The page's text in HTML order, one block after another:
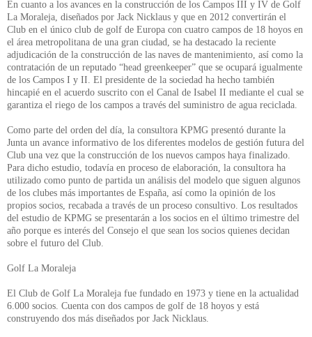
En cuanto a los avances en la construcción de los Campos III y IV de Golf
La Moraleja, diseñados por Jack Nicklaus y que en 2012 convertirán el
Club en el único club de golf de Europa con cuatro campos de 18 hoyos en
el área metropolitana de una gran ciudad, se ha destacado la reciente
adjudicación de la construcción de las naves de mantenimiento, así como la
contratación de un reputado “head greenkeeper” que se ocupará igualmente
de los Campos I y II. El presidente de la sociedad ha hecho también
hincapié en el acuerdo suscrito con el Canal de Isabel II mediante el cual se
garantiza el riego de los campos a través del suministro de agua reciclada.
Como parte del orden del día, la consultora KPMG presentó durante la
Junta un avance informativo de los diferentes modelos de gestión futura del
Club una vez que la construcción de los nuevos campos haya finalizado.
Para dicho estudio, todavía en proceso de elaboración, la consultora ha
utilizado como punto de partida un análisis del modelo que siguen algunos
de los clubes más importantes de España, así como la opinión de los
propios socios, recabada a través de un proceso consultivo. Los resultados
del estudio de KPMG se presentarán a los socios en el último trimestre del
año porque es interés del Consejo el que sean los socios quienes decidan
sobre el futuro del Club.
Golf La Moraleja
El Club de Golf La Moraleja fue fundado en 1973 y tiene en la actualidad
6.000 socios. Cuenta con dos campos de golf de 18 hoyos y está
construyendo dos más diseñados por Jack Nicklaus.